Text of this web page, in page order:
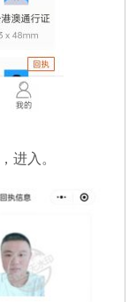
，进入。